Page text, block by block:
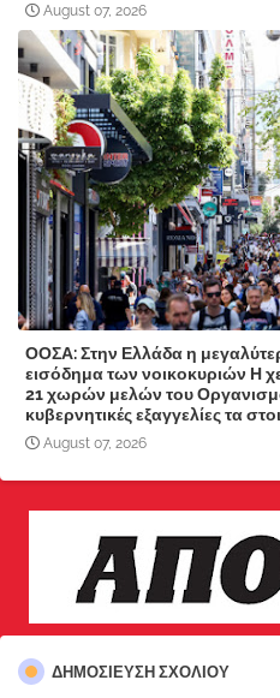
August 07, 2026
ΟΟΣΑ: Στην Ελλάδα η
εισόδημα των νοικοκυριών Η
21 χωρών μελών του
κυβερνητικές εξαγγελίες τα
August 07, 2026
ΔΗΜΟΣΊΕΥΣΗ ΣΧΟΛΊΟΥ